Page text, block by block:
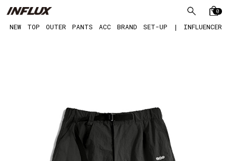
0
NEW TOP OUTER PANTS ACC BRAND SET-UP | INFLUENCER